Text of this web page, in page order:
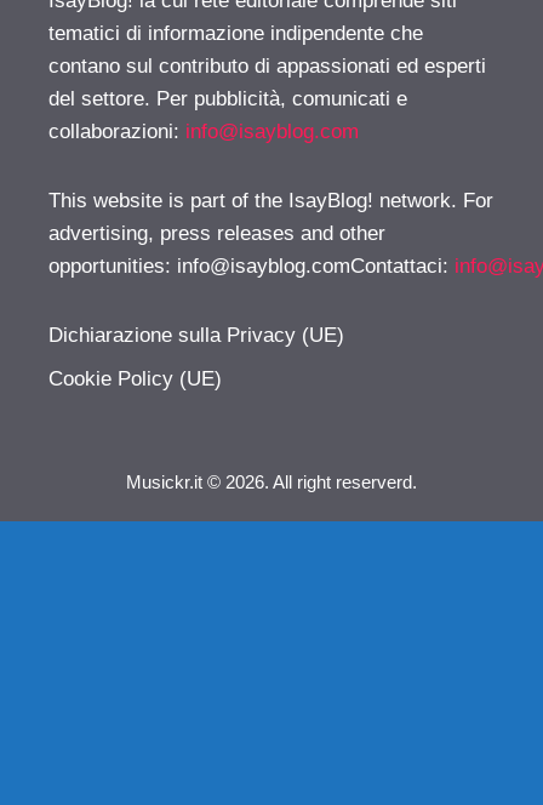
tematici di informazione indipendente che
contano sul contributo di appassionati ed esperti
del settore. Per pubblicità, comunicati e
collaborazioni: info@isayblog.com
This website is part of the IsayBlog! network. For
advertising, press releases and other
opportunities: info@isayblog.comContattaci:
Dichiarazione sulla Privacy (UE)
Cookie Policy (UE)
Musickr.it © 2026. All right reserverd.